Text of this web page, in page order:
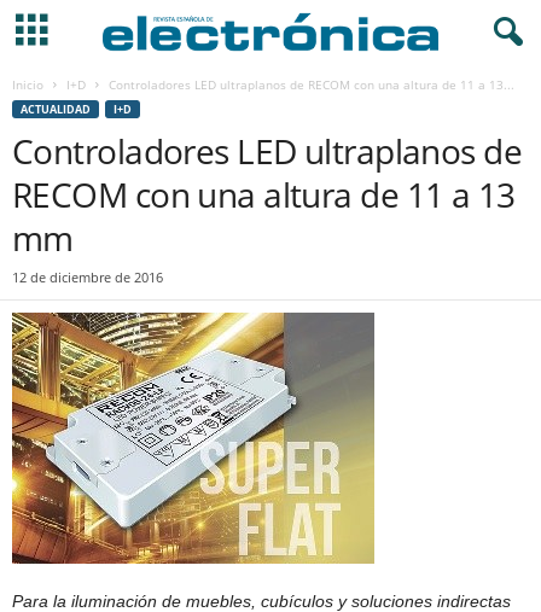
Inicio I+D Controladores LED ultraplanos de RECOM con una altura de 11 a 13...
ACTUALIDAD I+D
Controladores LED ultraplanos de
RECOM con una altura de 11 a 13
mm
12 de diciembre de 2016
Para la iluminación de muebles, cubículos y soluciones indirectas